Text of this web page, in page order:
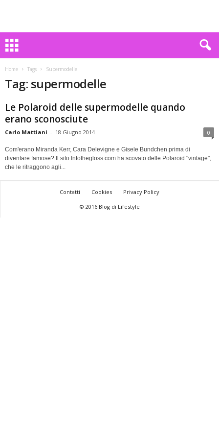
Home Tags Supermodelle
Tag: supermodelle
Le Polaroid delle supermodelle quando
erano sconosciute
Carlo Mattiani - 18 Giugno 2014 0
Com'erano Miranda Kerr, Cara Delevigne e Gisele Bundchen prima di
diventare famose? Il sito Intothegloss.com ha scovato delle Polaroid "vintage",
che le ritraggono agli...
Contatti Cookies
Privacy Policy
© 2016 Blog di Lifestyle